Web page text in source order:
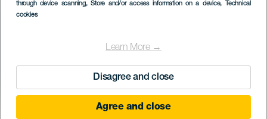
through device scanning, Store and/or access information on a device, Technical
cookies
Learn More →
Disagree and close
Agree and close